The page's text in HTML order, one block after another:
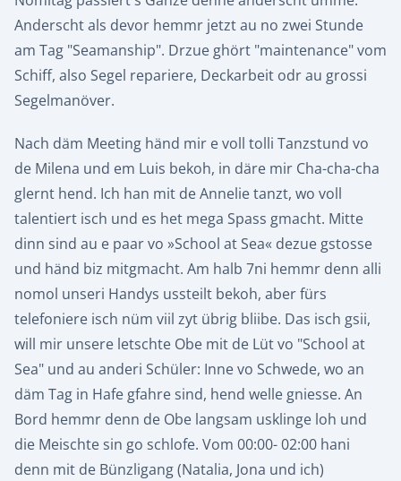
Anderscht als devor hemmr jetzt au no zwei Stunde
am Tag "Seamanship". Drzue ghört "maintenance" vom
Schiff, also Segel repariere, Deckarbeit odr au grossi
Segelmanöver.
Nach däm Meeting händ mir e voll tolli Tanzstund vo
de Milena und em Luis bekoh, in däre mir Cha-cha-cha
glernt hend. Ich han mit de Annelie tanzt, wo voll
talentiert isch und es het mega Spass gmacht. Mitte
dinn sind au e paar vo »School at Sea« dezue gstosse
und händ biz mitgmacht. Am halb 7ni hemmr denn alli
nomol unseri Handys ussteilt bekoh, aber fürs
telefoniere isch nüm viil zyt übrig bliibe. Das isch gsii,
will mir unsere letschte Obe mit de Lüt vo "School at
Sea" und au anderi Schüler: Inne vo Schwede, wo an
däm Tag in Hafe gfahre sind, hend welle gniesse. An
Bord hemmr denn de Obe langsam usklinge loh und
die Meischte sin go schlofe. Vom 00:00- 02:00 hani
denn mit de Bünzligang (Natalia, Jona und ich)